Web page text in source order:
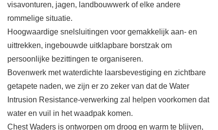
visavonturen, jagen, landbouwwerk of elke andere
rommelige situatie.
Hoogwaardige snelsluitingen voor gemakkelijk aan- en
uittrekken, ingebouwde uitklapbare borstzak om
persoonlijke bezittingen te organiseren.
Bovenwerk met waterdichte laarsbevestiging en zichtbare
getapete naden, we zijn er zo zeker van dat de Water
Intrusion Resistance-verwerking zal helpen voorkomen dat
water en vuil in het waadpak komen.
Chest Waders is ontworpen om droog en warm te blijven,